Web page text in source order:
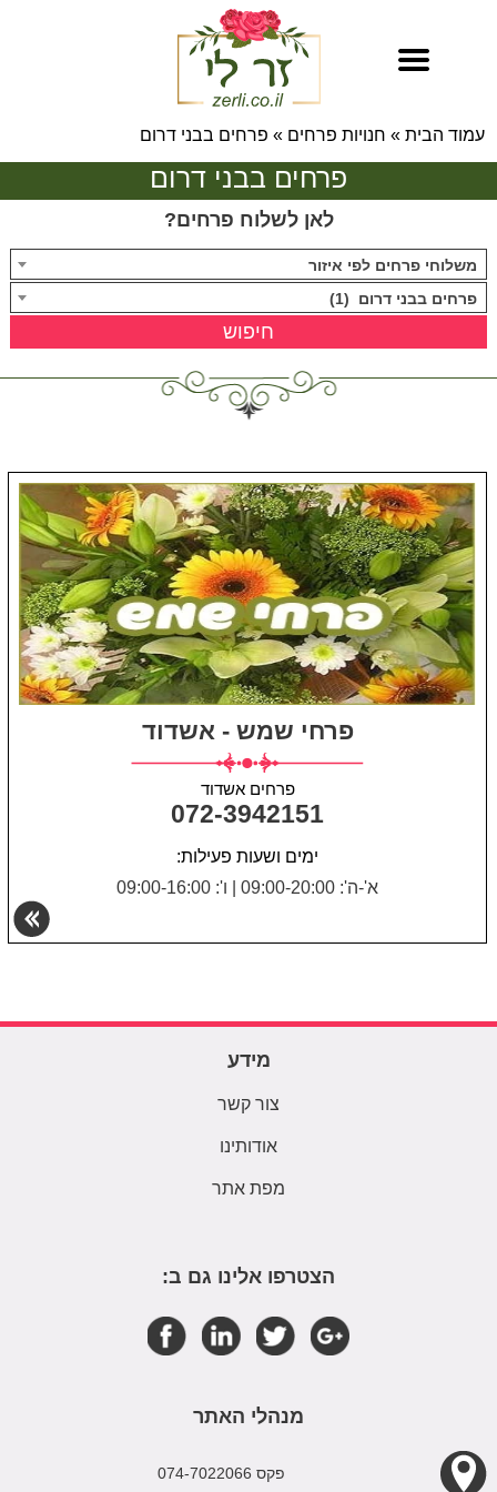
עמוד הבית » חנויות פרחים » פרחים בבני דרום
פרחים בבני דרום
לאן לשלוח פרחים?
משלוחי פרחים לפי איזור
פרחים בבני דרום (1)
פרחי שמש - אשדוד
פרחים אשדוד
072-3942151
ימים ושעות פעילות:
א'-ה': 09:00-20:00
ו': 09:00-16:00
מידע
צור קשר
אודותינו
מפת אתר
הצטרפו אלינו גם ב:
מנהלי האתר
פקס 074-7022066